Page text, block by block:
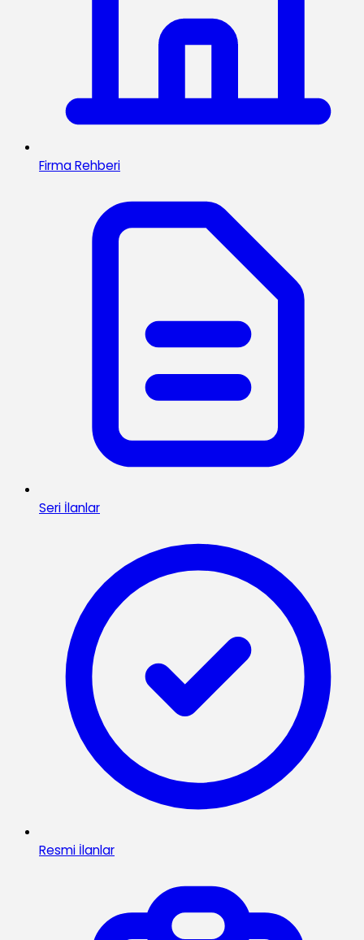
Firma Rehberi
Seri İlanlar
Resmi İlanlar